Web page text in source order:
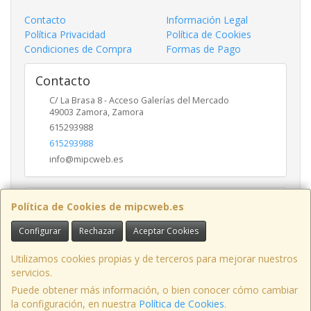
Política de Cookies de mipcweb.es
Configurar Rechazar Aceptar Cookies
Utilizamos cookies propias y de terceros para mejorar nuestros
servicios.
Puede obtener más información, o bien conocer cómo cambiar
la configuración, en nuestra Política de Cookies.
Contacto
Información Legal
Política Privacidad
Política de Cookies
Condiciones de Compra
Formas de Pago
Contacto
C/ La Brasa 8 - Acceso Galerías del Mercado
49003 Zamora, Zamora
615293988
615293988
info@mipcweb.es
Horario
-
C/ La Brasa 8 - Acceso Galerías del Mercado - Oficina 49003, Zamora,
España.
Tfno: 615293988 / 980 70 06 42